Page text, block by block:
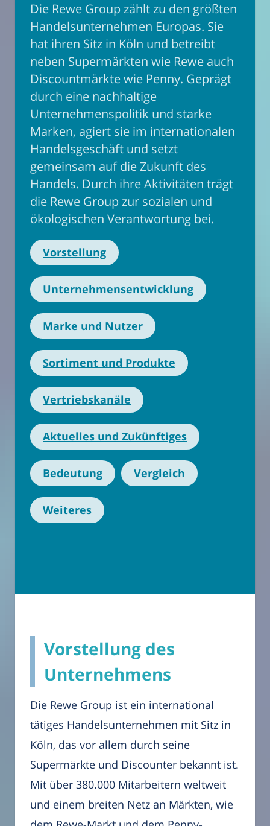
Die Rewe Group zählt zu den größten
Handelsunternehmen Europas. Sie
hat ihren Sitz in Köln und betreibt
neben Supermärkten wie Rewe auch
Discountmärkte wie Penny. Geprägt
durch eine nachhaltige
Unternehmenspolitik und starke
Marken, agiert sie im internationalen
Handelsgeschäft und setzt
gemeinsam auf die Zukunft des
Handels. Durch ihre Aktivitäten trägt
die Rewe Group zur sozialen und
ökologischen Verantwortung bei.
Vorstellung
Unternehmensentwicklung
Marke und Nutzer
Sortiment und Produkte
Vertriebskanäle
Aktuelles und Zukünftiges
Bedeutung Vergleich
Weiteres
Vorstellung des
Unternehmens
Die Rewe Group ist ein international
tätiges Handelsunternehmen mit Sitz in
Köln, das vor allem durch seine
Supermärkte und Discounter bekannt ist.
Mit über 380.000 Mitarbeitern weltweit
und einem breiten Netz an Märkten, wie